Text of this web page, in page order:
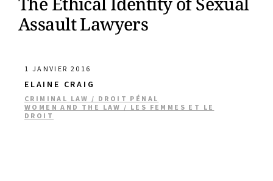
Assault Lawyers
1 JANVIER 2016
ELAINE CRAIG
CRIMINAL LAW / DROIT PÉNAL
WOMEN AND THE LAW / LES FEMMES ET LE
DROIT